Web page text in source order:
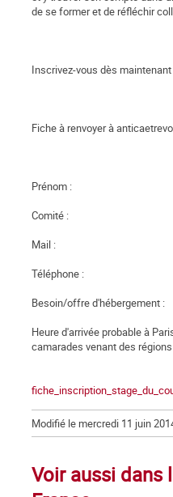
de se former et de réfléchir
Inscrivez-vous dès
Fiche à renvoyer à
Prénom :
Comité :
Mail :
Téléphone :
Besoin/offre d'hébergement :
Heure d'arrivée probable à
camarades venant des
Modifié le mercredi 11 juin
Voir aussi dans